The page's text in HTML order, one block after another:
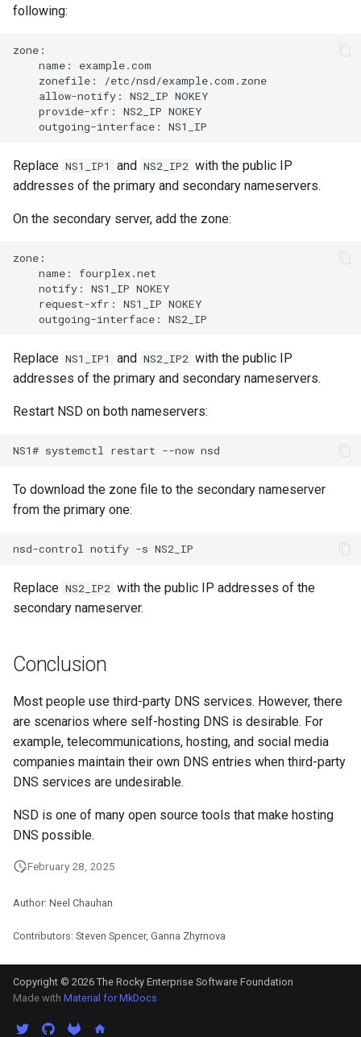
following:
name:
zonefile:
allow-notify:
NS2_IP
provide-xfr:
NS2_IP
outgoing-interface:
Replace NS1_IP1 and NS2_IP2 with the public IP
addresses of the primary and secondary nameservers.
On the secondary server, add the zone:
name:
notify:
NS1_IP
request-xfr:
NS1_IP
outgoing-interface:
Replace NS1_IP1 and NS2_IP2 with the public IP
addresses of the primary and secondary nameservers.
Restart NSD on both nameservers:
NS1# systemctl restart --now
To download the zone file to the secondary nameserver
from the primary one:
nsd-control notify -s
Replace NS2_IP2 with the public IP addresses of the
secondary nameserver.
Conclusion
Most people use third-party DNS services. However, there
are scenarios where self-hosting DNS is desirable. For
example, telecommunications, hosting, and social media
companies maintain their own DNS entries when third-party
DNS services are undesirable.
NSD is one of many open source tools that make hosting
DNS possible.
February 28, 2025
Author: Neel Chauhan
Contributors: Steven Spencer, Ganna Zhyrnova
Copyright © 2026 The Rocky Enterprise Software Foundation
Made with Material for MkDocs